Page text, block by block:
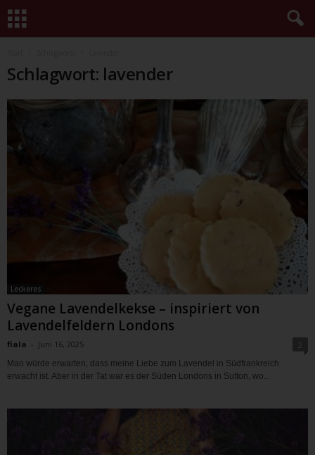
Schlagwort: lavender
Leckeres
Vegane Lavendelkekse – inspiriert von
Lavendelfeldern Londons
fiala - Juni 16, 2025
Man würde erwarten, dass meine Liebe zum Lavendel in Südfrankreich
erwacht ist. Aber in der Tat war es der Süden Londons in Sutton, wo...